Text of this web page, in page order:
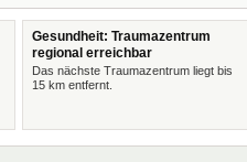
Gesundheit: Traumazentrum
regional erreichbar
Das nächste Traumazentrum liegt bis
15 km entfernt.